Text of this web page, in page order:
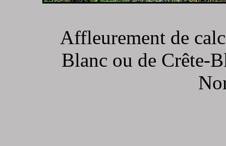
Affleurement de
Blanc ou de Crête-